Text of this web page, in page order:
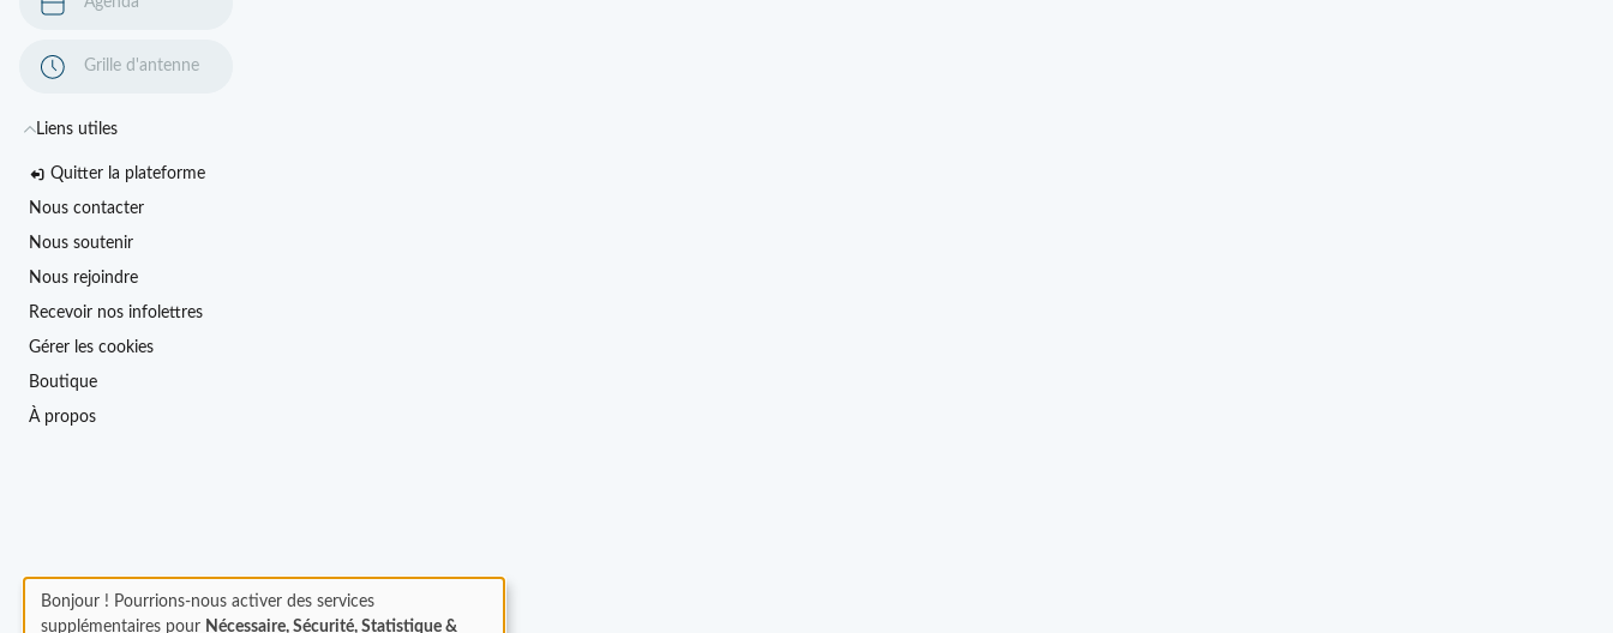
Grille d'antenne
Liens utiles
Quitter la plateforme
Nous contacter
Nous soutenir
Nous rejoindre
Recevoir nos infolettres
Gérer les cookies
Boutique
À propos
Bonjour ! Pourrions-nous activer des services
supplémentaires pour Nécessaire, Sécurité, Statistique &